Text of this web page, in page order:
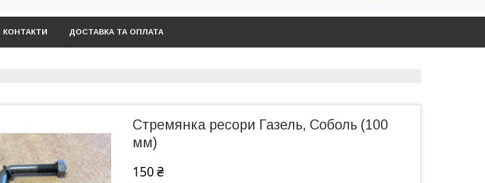
КОНТАКТИ ДОСТАВКА ТА ОПЛАТА
Стремянка ресори Газель, Соболь (100
мм)
150 ₴